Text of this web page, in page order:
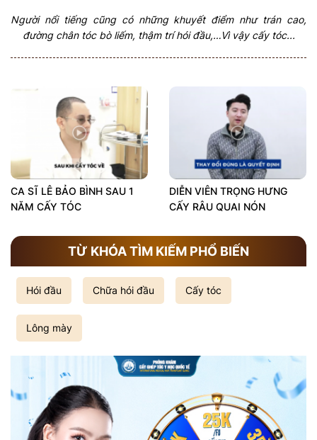
Người nổi tiếng cũng có những khuyết điểm như trán cao,
đường chân tóc bò liếm, thậm trí hói đầu,…Vì vậy cấy tóc...
CA SĨ LÊ BẢO BÌNH SAU 1
NĂM CẤY TÓC
DIỄN VIÊN TRỌNG HƯNG
CẤY RÂU QUAI NÓN
TỪ KHÓA TÌM KIẾM PHỔ BIẾN
Hói đầu Chữa hói đầu Cấy tóc
Lông mày